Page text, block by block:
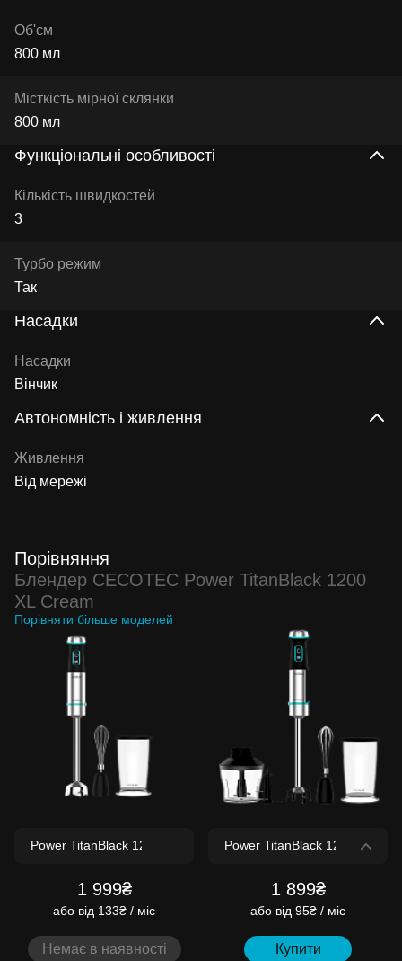
Об'єм
800 мл
Місткість мірної склянки
800 мл
Функціональні особливості
Кількість швидкостей
3
Турбо режим
Так
Насадки
Насадки
Вінчик
Автономність і живлення
Живлення
Від мережі
Порівняння
Блендер CECOTEC Power TitanBlack 1200
XL Cream
Порівняти більше моделей
1 999₴
або від 133₴ / міс
Немає в наявності
1 899₴
або від 95₴ / міс
Купити